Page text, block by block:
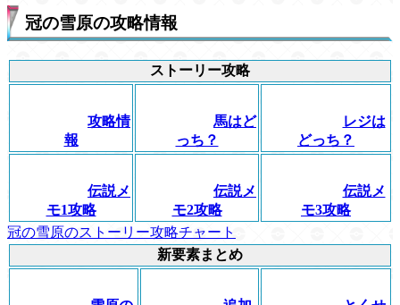
冠の雪原の攻略情報
ストーリー攻略
攻略情
報
馬はど
っち？
レジは
どっち？
伝説メ
モ1攻略
伝説メ
モ2攻略
伝説メ
モ3攻略
冠の雪原のストーリー攻略チャート
新要素まとめ